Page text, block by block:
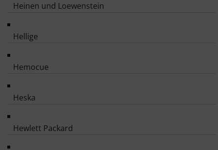
Heinen und Loewenstein
Hellige
Hemocue
Heska
Hewlett Packard